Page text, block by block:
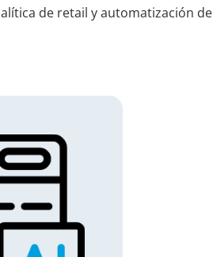
de retail y automatización de